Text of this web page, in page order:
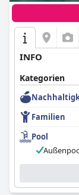
INFO
Kategorien
Familien
Pool